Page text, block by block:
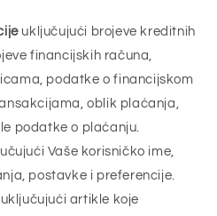
uključujući brojeve kreditnih
financijskih računa,
podatke o financijskom
oblik plaćanja,
podatke o plaćanju.
Vaše korisničko ime,
postavke i preferencije.
uključujući artikle koje